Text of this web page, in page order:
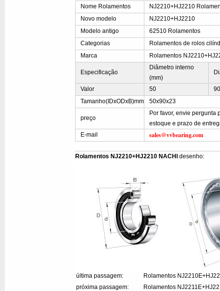
Nome Rolamentos
NJ2210+HJ2210
Novo modelo
NJ2210+HJ2210
Modelo antigo
62510 Rolamentos
Categorias
Rolamentos de rolos
Marca
Rolamentos
Especificação
Diâmetro interno
(mm)
Valor 50
Tamanho(IDxODxB)mm
50x90x23
preço
Por favor, envie pergunta
estoque e prazo de
E-mail
sales@vvbearing.com
Rolamentos NJ2210+HJ2210 NACHI desenho:
última passagem:
Rolamentos
próxima passagem:
Rolamentos